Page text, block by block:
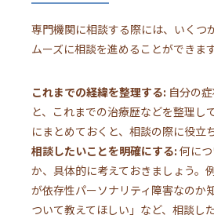
専門機関に相談する際には、いくつ
ムーズに相談を進めることができます
これまでの経緯を整理する: 自分の
と、これまでの治療歴などを整理し
にまとめておくと、相談の際に役立ち
相談したいことを明確にする: 何に
か、具体的に考えておきましょう。
が依存性パーソナリティ障害なのか
ついて教えてほしい」など、相談し